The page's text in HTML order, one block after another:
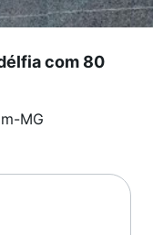
com 80
-MG